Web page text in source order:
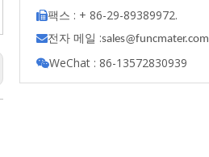
팩스 : + 86-29-89389972.
전자 메일 :sales@funcmater.com
WeChat : 86-13572830939